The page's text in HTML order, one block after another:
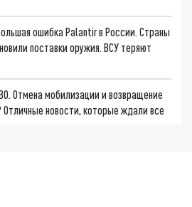
ошибка Palantir в России. Страны
поставки оружия. ВСУ теряют
Отмена мобилизации и возвращение
новости, которые ждали все